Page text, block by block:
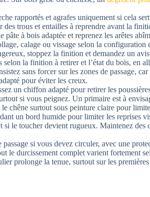
rapportés et agrafes uniquement si cela
trous et entailles à reprendre avant la
pâte à bois adaptée et reprenez les arêtes
calage ou vissage selon la configuration
stoppez la finition et demandez un
selon la finition à retirer et l’état du bois, en
sans forcer sur les zones de passage,
pour éviter les creux.
un chiffon adapté pour retirer les
si vous peignez. Un primaire est à
chêne surtout sous peinture claire pour
un bord humide pour limiter les reprises
le toucher devient rugueux. Maintenez
passage si vous devez circuler, avec une
le durcissement complet varient fortement
prolonge la tenue, surtout sur les premières